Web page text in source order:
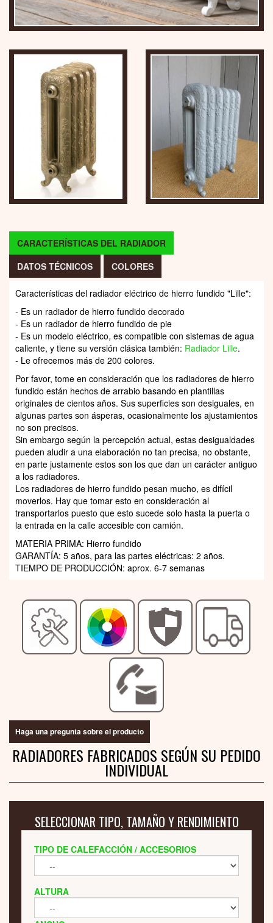
CARACTERÍSTICAS DEL RADIADOR
DATOS TÉCNICOS
COLORES
Características del radiador eléctrico de hierro fundido "Lille":
- Es un radiador de hierro fundido decorado
- Es un radiador de hierro fundido de pie
- Es un modelo eléctrico, es compatible con sistemas de agua
caliente, y tiene su versión clásica también: Radiador Lille.
- Le ofrecemos más de 200 colores.
Por favor, tome en consideración que los radiadores de hierro
fundido están hechos de arrabio basando en plantillas
originales de cientos años. Sus superficies son desiguales, en
algunas partes son ásperas, ocasionalmente los ajustamientos
no son precisos.
Sin embargo según la percepción actual, estas desigualdades
pueden aludir a una elaboración no tan precisa, no obstante,
en parte justamente estos son los que dan un carácter antiguo
a los radiadores.
Los radiadores de hierro fundido pesan mucho, es difícil
moverlos. Hay que tomar esto en consideración al
transportarlos puesto que esto sucede solo hasta la puerta o
la entrada en la calle accesible con camión.
MATERIA PRIMA: Hierro fundido
GARANTÍA: 5 años, para las partes eléctricas: 2 años.
TIEMPO DE PRODUCCIÓN: aprox. 6-7 semanas
Haga una pregunta sobre el producto
RADIADORES FABRICADOS SEGÚN SU PEDIDO
INDIVIDUAL
SELECCIONAR TIPO, TAMAÑO Y RENDIMIENTO
TIPO DE CALEFACCIÓN / ACCESORIOS
ALTURA